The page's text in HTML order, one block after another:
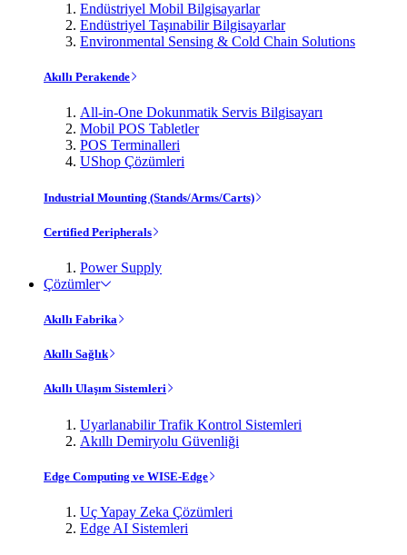
Endüstriyel Mobil Bilgisayarlar
Endüstriyel Taşınabilir Bilgisayarlar
Environmental Sensing & Cold Chain Solutions
Akıllı Perakende
All-in-One Dokunmatik Servis Bilgisayarı
Mobil POS Tabletler
POS Terminalleri
UShop Çözümleri
Industrial Mounting (Stands/Arms/Carts)
Certified Peripherals
Power Supply
Çözümler
Akıllı Fabrika
Akıllı Sağlık
Akıllı Ulaşım Sistemleri
Uyarlanabilir Trafik Kontrol Sistemleri
Akıllı Demiryolu Güvenliği
Edge Computing ve WISE-Edge
Uç Yapay Zeka Çözümleri
Edge AI Sistemleri